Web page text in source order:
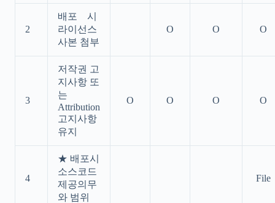
2
배포 시
라이선스
사본 첨부
O O O
3
저작권 고
지사항 또
는
Attribution
고지사항
유지
O O O O
4
★ 배포시
소스코드
제공의무
와 범위
File